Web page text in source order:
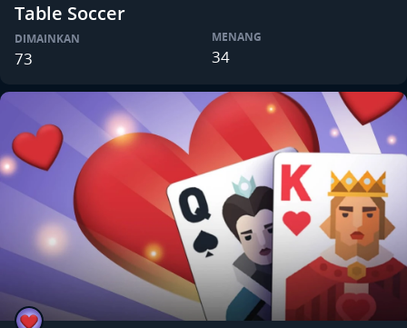
Table Soccer
DIMAINKAN
73
MENANG
34